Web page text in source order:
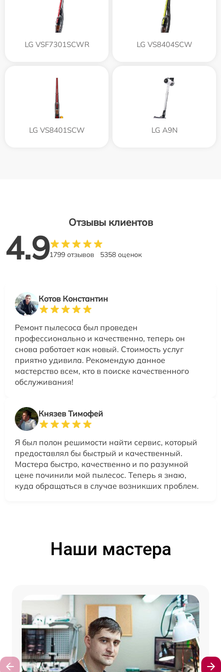
LG VSF7301SCWR LG VS8404SCW
LG VS8401SCW LG A9N
Отзывы клиентов
4.91799 отзывов 5358 оценок
Котов Константин
Ремонт пылесоса был проведен
профессионально и качественно, теперь он
снова работает как новый. Стоимость услуг
приятно удивила. Рекомендую данное
мастерство всем, кто в поиске качественного
обслуживания!
Князев Тимофей
Я был полон решимости найти сервис, который
предоставлял бы быстрый и качественный.
Мастера быстро, качественно и по разумной
цене починили мой пылесос. Теперь я знаю,
куда обращаться в случае возникших проблем.
Наши мастера